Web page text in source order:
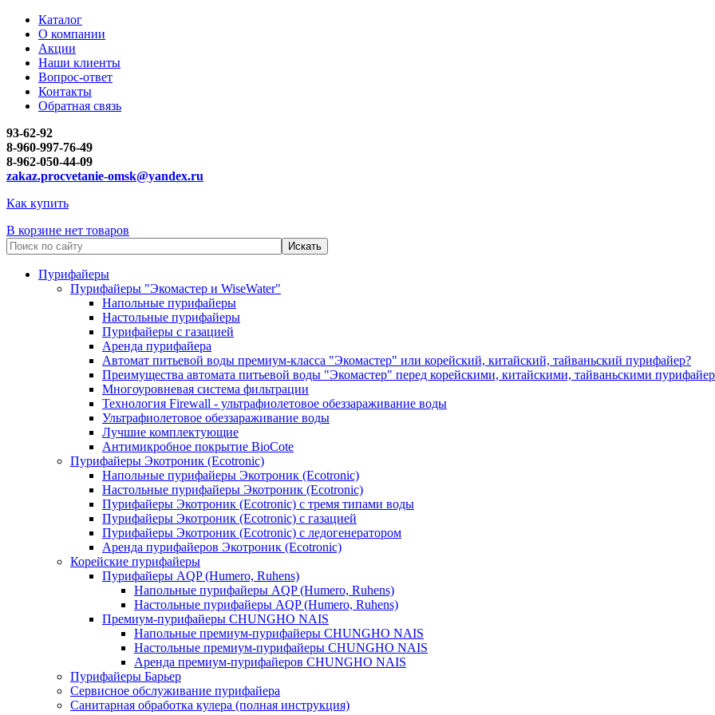
Каталог
О компании
Акции
Наши клиенты
Вопрос-ответ
Контакты
Обратная связь
93-62-92
8-960-997-76-49
8-962-050-44-09
zakaz.procvetanie-omsk@yandex.ru
Как купить
В корзине нет товаров
Пурифайеры
Пурифайеры "Экомастер и WiseWater"
Напольные пурифайеры
Настольные пурифайеры
Пурифайеры с газацией
Аренда пурифайера
Автомат питьевой воды премиум-класса "Экомастер" или корейский, китайский, тайваньский пурифайер?
Преимущества автомата питьевой воды "Экомастер" перед корейскими, китайскими, тайваньскими
Многоуровневая система фильтрации
Технология Firewall - ультрафиолетовое обеззараживание воды
Ультрафиолетовое обеззараживание воды
Лучшие комплектующие
Антимикробное покрытие BioCote
Пурифайеры Экотроник (Ecotronic)
Напольные пурифайеры Экотроник (Ecotronic)
Настольные пурифайеры Экотроник (Ecotronic)
Пурифайеры Экотроник (Ecotronic) с тремя типами воды
Пурифайеры Экотроник (Ecotronic) с газацией
Пурифайеры Экотроник (Ecotronic) с ледогенератором
Аренда пурифайеров Экотроник (Ecotronic)
Корейские пурифайеры
Пурифайеры AQP (Humero, Ruhens)
Напольные пурифайеры AQP (Humero, Ruhens)
Настольные пурифайеры AQP (Humero, Ruhens)
Премиум-пурифайеры CHUNGHO NAIS
Напольные премиум-пурифайеры CHUNGHO NAIS
Настольные премиум-пурифайеры CHUNGHO NAIS
Аренда премиум-пурифайеров CHUNGHO NAIS
Пурифайеры Барьер
Сервисное обслуживание пурифайера
Санитарная обработка кулера (полная инструкция)